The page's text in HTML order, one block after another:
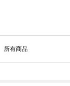
所有商品